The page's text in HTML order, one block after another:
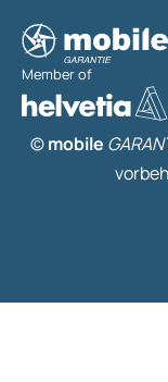
Member of
©mobile